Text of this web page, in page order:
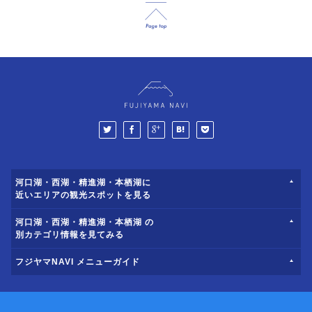
河口湖・西湖・精進湖・本栖湖に
近いエリアの観光スポットを見る
河口湖・西湖・精進湖・本栖湖 の
別カテゴリ情報を見てみる
フジヤマNAVI メニューガイド